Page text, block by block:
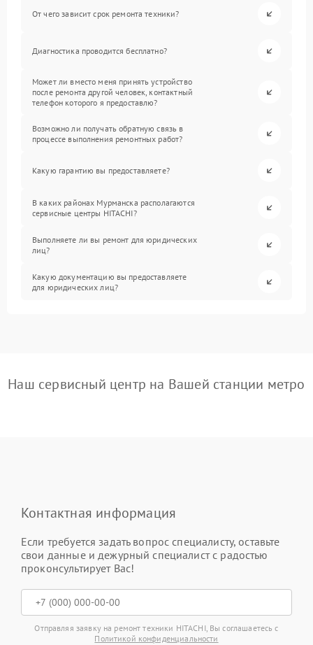
От чего зависит срок ремонта техники?
Диагностика проводится бесплатно?
Может ли вместо меня принять устройство
после ремонта другой человек, контактный
телефон которого я предоставлю?
Возможно ли получать обратную связь в
процессе выполнения ремонтных работ?
Какую гарантию вы предоставляете?
В каких районах Мурманска располагаются
сервисные центры HITACHI?
Выполняете ли вы ремонт для юридических
лиц?
Какую документацию вы предоставляете
для юридических лиц?
Наш сервисный центр на Вашей станции метро
Контактная информация
Если требуется задать вопрос специалисту, оставьте
свои данные и дежурный специалист с радостью
проконсультирует Вас!
Отправляя заявку на ремонт техники HITACHI, Вы соглашаетесь с
Политикой конфиденциальности